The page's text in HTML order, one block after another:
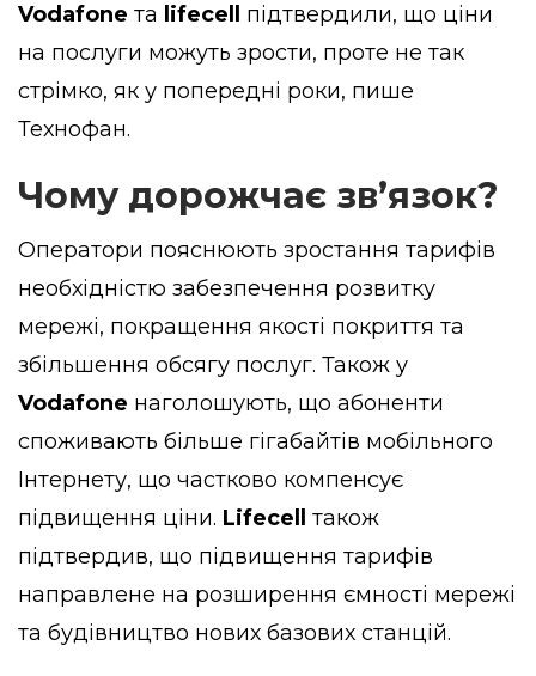
Vodafone та lifecell підтвердили, що ціни
на послуги можуть зрости, проте не так
стрімко, як у попередні роки, пише
Технофан.
Чому дорожчає зв’язок?
Оператори пояснюють зростання тарифів
необхідністю забезпечення розвитку
мережі, покращення якості покриття та
збільшення обсягу послуг. Також у
Vodafone наголошують, що абоненти
споживають більше гігабайтів мобільного
Інтернету, що частково компенсує
підвищення ціни. Lifecell також
підтвердив, що підвищення тарифів
направлене на розширення ємності мережі
та будівництво нових базових станцій.